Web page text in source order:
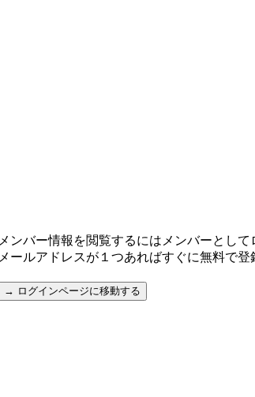
メンバー情報を閲覧するにはメンバーとして
メールアドレスが１つあればすぐに無料で登